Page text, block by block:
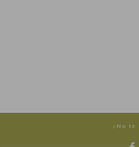
¡No